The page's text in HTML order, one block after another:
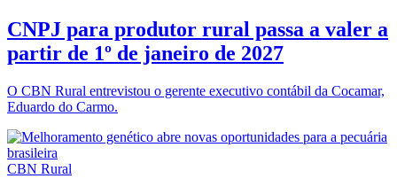
CNPJ para produtor rural passa a valer a
partir de 1º de janeiro de 2027
O CBN Rural entrevistou o gerente executivo contábil da Cocamar,
Eduardo do Carmo.
CBN Rural